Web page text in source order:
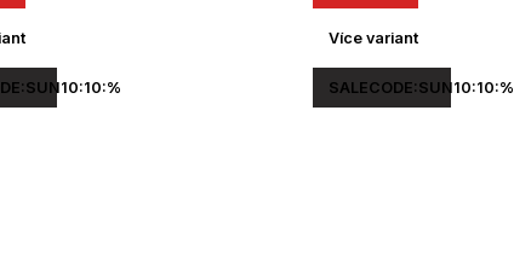
Více variant
SALECODE:SUN10:10:%